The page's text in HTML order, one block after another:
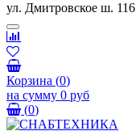
ул. Дмитровское ш. 116
Корзина (0)
на сумму 0 руб
(0)